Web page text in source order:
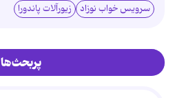
سرویس خواب نوزاد زیورآلات پاندورا
پربحث‌ها